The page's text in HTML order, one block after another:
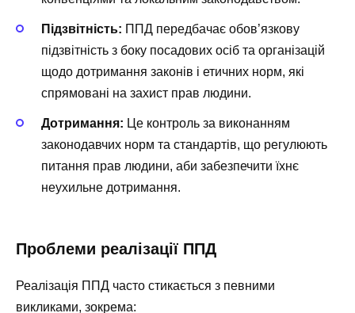
Підзвітність: ППД передбачає обов’язкову
підзвітність з боку посадових осіб та організацій
щодо дотримання законів і етичних норм, які
спрямовані на захист прав людини.
Дотримання: Це контроль за виконанням
законодавчих норм та стандартів, що регулюють
питання прав людини, аби забезпечити їхнє
неухильне дотримання.
Проблеми реалізації ППД
Реалізація ППД часто стикається з певними
викликами, зокрема: